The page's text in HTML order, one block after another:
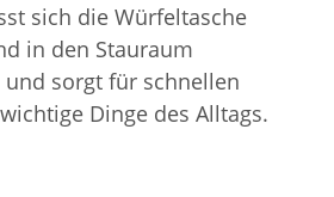
sich die Würfeltasche
in den Stauraum
sorgt für schnellen
Dinge des Alltags.